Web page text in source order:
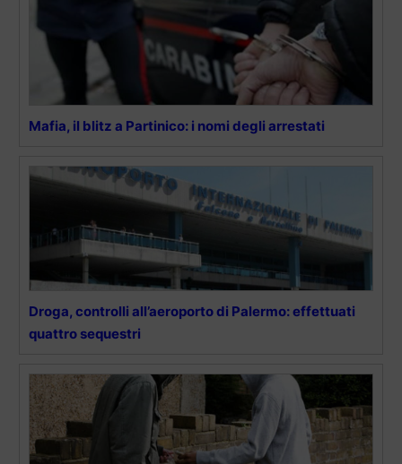
Mafia, il blitz a Partinico: i nomi degli arrestati
Droga, controlli all’aeroporto di Palermo: effettuati
quattro sequestri